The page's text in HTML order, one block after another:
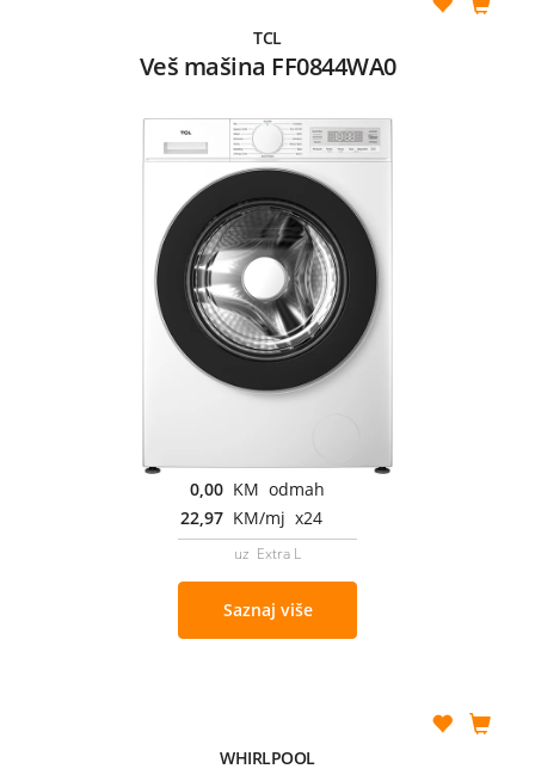
TCL
Veš mašina FF0844WA0
0,00 KM odmah
22,97 KM/mj x24
uz Extra L
Saznaj više
WHIRLPOOL